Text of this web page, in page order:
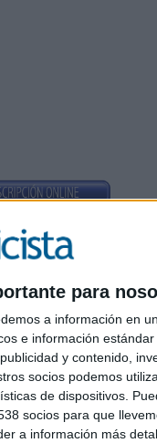
para
a información en
e información
y contenido,
socios podemos
de dispositivos.
socios para que
a información más
PIN